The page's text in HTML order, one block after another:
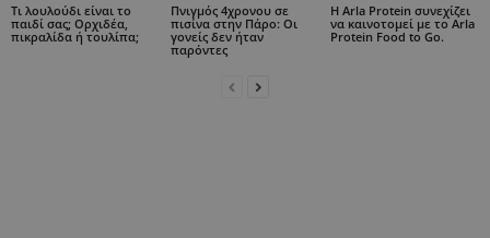
Τι λουλούδι είναι το
παιδί σας; Ορχιδέα,
πικραλίδα ή τουλίπα;
Πνιγμός 4χρονου σε
πισίνα στην Πάρο: Οι
γονείς δεν ήταν
παρόντες
Η Arla Protein συνεχίζει
να καινοτομεί με το Arla
Protein Food to Go.